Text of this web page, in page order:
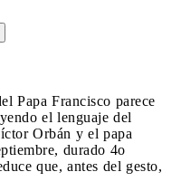
Papa Francisco parece
el lenguaje del
Orbán y el papa
durado 4o
que, antes del gesto,